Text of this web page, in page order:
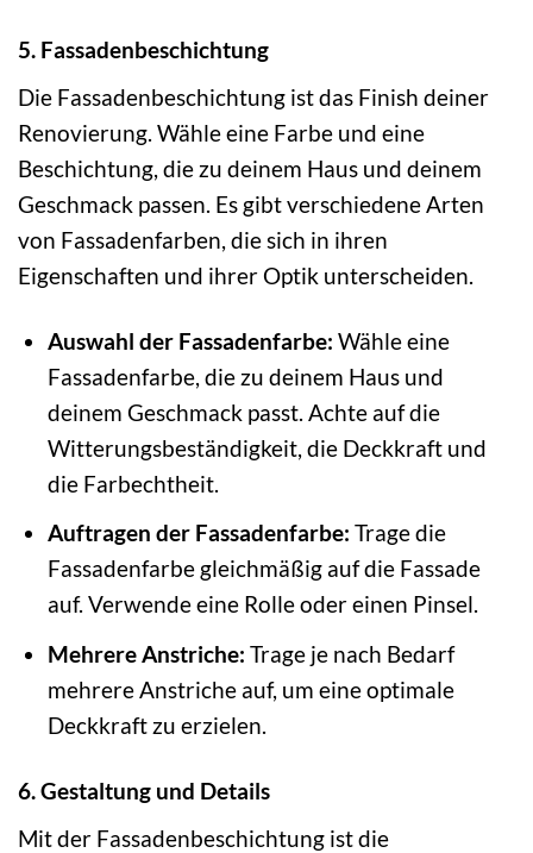
5. Fassadenbeschichtung
Die Fassadenbeschichtung ist das Finish deiner
Renovierung. Wähle eine Farbe und eine
Beschichtung, die zu deinem Haus und deinem
Geschmack passen. Es gibt verschiedene Arten
von Fassadenfarben, die sich in ihren
Eigenschaften und ihrer Optik unterscheiden.
Auswahl der Fassadenfarbe: Wähle eine
Fassadenfarbe, die zu deinem Haus und
deinem Geschmack passt. Achte auf die
Witterungsbeständigkeit, die Deckkraft und
die Farbechtheit.
Auftragen der Fassadenfarbe: Trage die
Fassadenfarbe gleichmäßig auf die Fassade
auf. Verwende eine Rolle oder einen Pinsel.
Mehrere Anstriche: Trage je nach Bedarf
mehrere Anstriche auf, um eine optimale
Deckkraft zu erzielen.
6. Gestaltung und Details
Mit der Fassadenbeschichtung ist die